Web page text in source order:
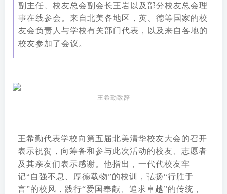
副主任、校友总会副会长王岩以及部分校友总会理
事在线参会。来自北美各地区，英、德等国家的校
友会负责人与学校有关部门代表，以及来自各地的
校友参加了会议。
王希勤致辞
王希勤代表学校向第五届北美清华校友大会的召开
表示祝贺，向筹备和参与此次活动的校友、志愿者
及其亲友们表示感谢。他指出，一代代校友牢
记“自强不息、厚德载物”的校训，弘扬“行胜于
言”的校风，践行“爱国奉献、追求卓越”的传统，